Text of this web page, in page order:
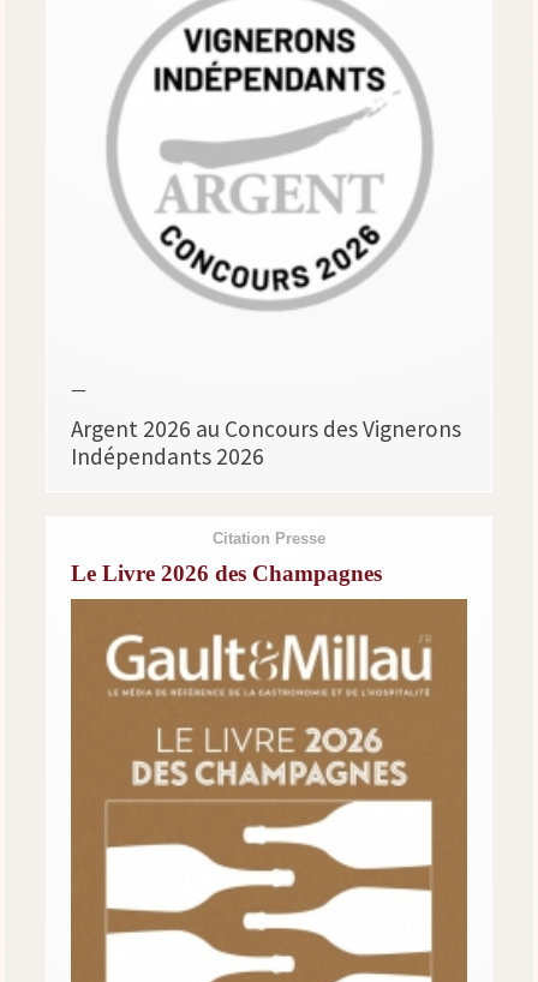
—
Argent 2026 au Concours des Vignerons
Indépendants 2026
Citation Presse
Le Livre 2026 des Champagnes